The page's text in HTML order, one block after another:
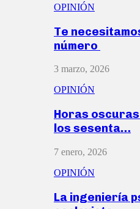
OPINIÓN
Te
número
3 marzo, 2026
OPINIÓN
Horas
los sesenta…
7 enero, 2026
OPINIÓN
La ingeniería